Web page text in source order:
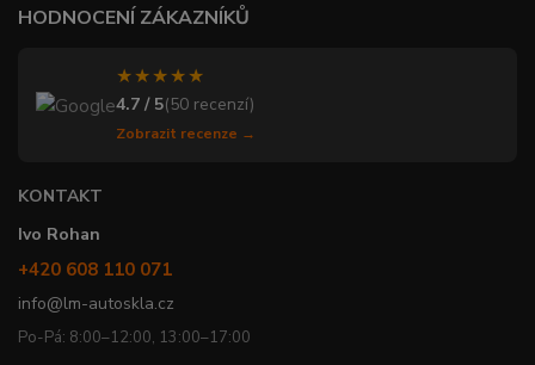
HODNOCENÍ ZÁKAZNÍKŮ
★★★★★
4.7 / 5(50 recenzí)
Zobrazit recenze →
KONTAKT
Ivo Rohan
+420 608 110 071
info@lm-autoskla.cz
Po-Pá: 8:00–12:00, 13:00–17:00